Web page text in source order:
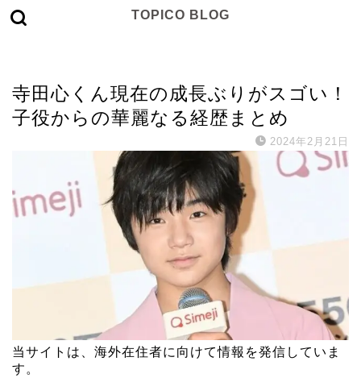
TOPICO BLOG
寺田心くん現在の成長ぶりがスゴい！
子役からの華麗なる経歴まとめ
2024年2月21日
当サイトは、海外在住者に向けて情報を発信していま
す。